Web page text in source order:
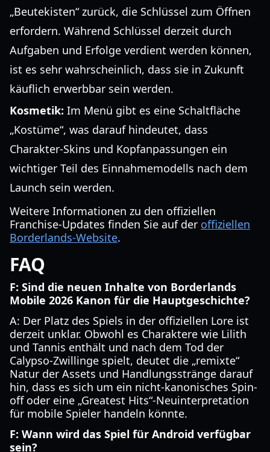
„Beutekisten“ zurück, die Schlüssel zum Öffnen
erfordern. Während Schlüssel derzeit durch
Aufgaben und Erfolge verdient werden können,
ist es sehr wahrscheinlich, dass sie in Zukunft
käuflich erwerbbar sein werden.
Kosmetik: Im Menü gibt es eine Schaltfläche
„Kostüme“, was darauf hindeutet, dass
Charakter-Skins und Kopfanpassungen ein
wichtiger Teil des Einnahmemodells nach dem
Launch sein werden.
Weitere Informationen zu den offiziellen
Franchise-Updates finden Sie auf der offiziellen
Borderlands-Website.
FAQ
F: Sind die neuen Inhalte von Borderlands
Mobile 2026 Kanon für die Hauptgeschichte?
A: Der Platz des Spiels in der offiziellen Lore ist
derzeit unklar. Obwohl es Charaktere wie Lilith
und Tannis enthält und nach dem Tod der
Calypso-Zwillinge spielt, deutet die „remixte“
Natur der Assets und Handlungsstränge darauf
hin, dass es sich um ein nicht-kanonisches Spin-
off oder eine „Greatest Hits“-Neuinterpretation
für mobile Spieler handeln könnte.
F: Wann wird das Spiel für Android verfügbar
sein?